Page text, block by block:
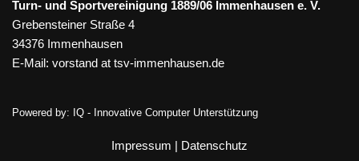
Turn- und Sportvereinigung 1889/06 Immenhausen e. V.
Grebensteiner Straße 4
34376 Immenhausen
E-Mail: vorstand at tsv-immenhausen.de
Powered by: IQ - Innovative Computer Unterstützung
Impressum | Datenschutz